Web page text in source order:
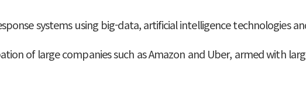
systems using big-data, artificial intelligence technologies
of large companies such as Amazon and Uber, armed with